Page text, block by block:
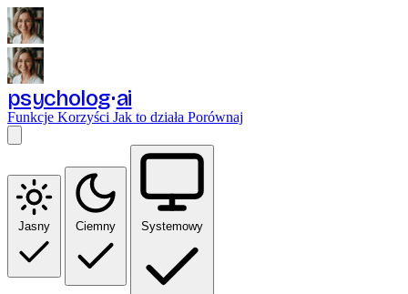
psycholog ai
Funkcje Korzyści Jak to działa Porównaj
Jasny Ciemny Systemowy